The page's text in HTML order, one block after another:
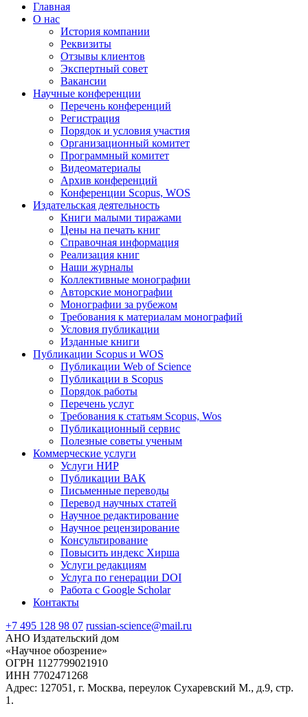
Главная
О нас
История компании
Реквизиты
Отзывы клиентов
Экспертный совет
Вакансии
Научные конференции
Перечень конференций
Регистрация
Порядок и условия участия
Организационный комитет
Программный комитет
Видеоматериалы
Архив конференций
Конференции Scopus, WOS
Издательская деятельность
Книги малыми тиражами
Цены на печать книг
Справочная информация
Реализация книг
Наши журналы
Коллективные монографии
Авторские монографии
Монографии за рубежом
Требования к материалам монографий
Условия публикации
Изданные книги
Публикации Scopus и WOS
Публикации Web of Science
Публикации в Scopus
Порядок работы
Перечень услуг
Требования к статьям Scopus, Wos
Публикационный сервис
Полезные советы ученым
Коммерческие услуги
Услуги НИР
Публикации ВАК
Письменные переводы
Перевод научных статей
Научное редактирование
Научное рецензирование
Консультирование
Повысить индекс Хирша
Услуги редакциям
Услуга по генерации DOI
Работа с Google Scholar
Контакты
+7 495 128 98 07 russian-science@mail.ru
АНО Издательский дом
«Научное обозрение»
ОГРН 1127799021910
ИНН 7702471268
Адрес: 127051, г. Москва, переулок Сухаревский М., д.9, стр.
1.